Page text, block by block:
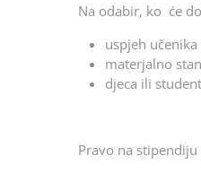
Na odabir, ko će
uspjeh
materjalno
djeca ili
Pravo na